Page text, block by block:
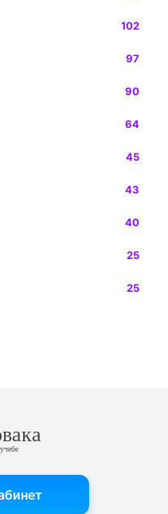
102
97
90
64
45
43
40
25
25